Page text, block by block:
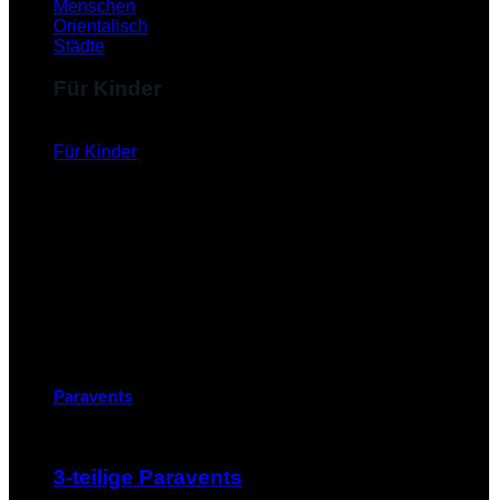
Menschen
Orientalisch
Städte
Für Kinder
Für Kinder
Paravents
3-teilige Paravents